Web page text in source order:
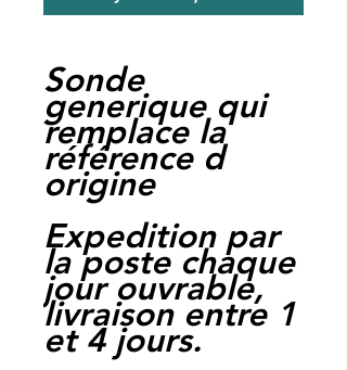
Sonde
generique qui
remplace la
référence d
origine
Expedition par
la poste chaque
jour ouvrable,
livraison entre 1
et 4 jours.